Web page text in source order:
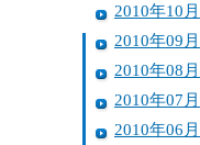
2010年10月
2010年09月
2010年08月
2010年07月
2010年06月